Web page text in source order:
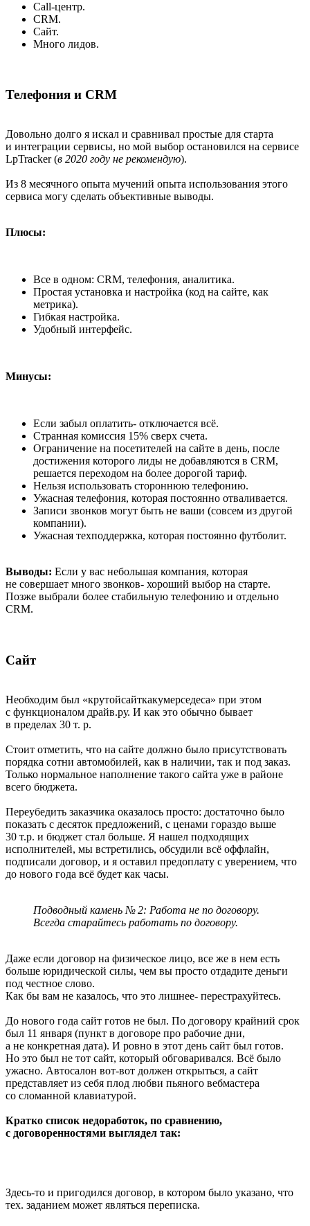
Call-центр.
CRM.
Сайт.
Много лидов.
Телефония и CRM
Довольно долго я искал и сравнивал простые для старта
и интеграции сервисы, но мой выбор остановился на сервисе
LpTracker (в 2020 году не рекомендую).
Из 8 месячного опыта мучений опыта использования этого
сервиса могу сделать объективные выводы.
Плюсы:
Все в одном: CRM, телефония, аналитика.
Простая установка и настройка (код на сайте, как
метрика).
Гибкая настройка.
Удобный интерфейс.
Минусы:
Если забыл оплатить- отключается всё.
Странная комиссия 15% сверх счета.
Ограничение на посетителей на сайте в день, после
достижения которого лиды не добавляются в CRM,
решается переходом на более дорогой тариф.
Нельзя использовать стороннюю телефонию.
Ужасная телефония, которая постоянно отваливается.
Записи звонков могут быть не ваши (совсем из другой
компании).
Ужасная техподдержка, которая постоянно футболит.
Выводы: Если у вас небольшая компания, которая
не совершает много звонков- хороший выбор на старте.
Позже выбрали более стабильную телефонию и отдельно
CRM.
Сайт
Необходим был «крутойсайткакумерседеса» при этом
с функционалом драйв.ру. И как это обычно бывает
в пределах 30 т. р.
Стоит отметить, что на сайте должно было присутствовать
порядка сотни автомобилей, как в наличии, так и под заказ.
Только нормальное наполнение такого сайта уже в районе
всего бюджета.
Переубедить заказчика оказалось просто: достаточно было
показать с десяток предложений, с ценами гораздо выше
30 т.р. и бюджет стал больше. Я нашел подходящих
исполнителей, мы встретились, обсудили всё оффлайн,
подписали договор, и я оставил предоплату с уверением, что
до нового года всё будет как часы.
Подводный камень № 2: Работа не по договору.
Всегда старайтесь работать по договору.
Даже если договор на физическое лицо, все же в нем есть
больше юридической силы, чем вы просто отдадите деньги
под честное слово.
Как бы вам не казалось, что это лишнее- перестрахуйтесь.
До нового года сайт готов не был. По договору крайний срок
был 11 января (пункт в договоре про рабочие дни,
а не конкретная дата). И ровно в этот день сайт был готов.
Но это был не тот сайт, который обговаривался. Всё было
ужасно. Автосалон вот-вот должен открыться, а сайт
представляет из себя плод любви пьяного вебмастера
со сломанной клавиатурой.
Кратко список недоработок, по сравнению,
с договоренностями выглядел так:
Здесь-то и пригодился договор, в котором было указано, что
тех. заданием может являться переписка.